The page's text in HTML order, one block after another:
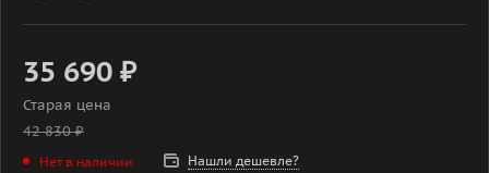
35 690 ₽
Старая цена
42 830₽
Нет в наличии Нашли дешевле?